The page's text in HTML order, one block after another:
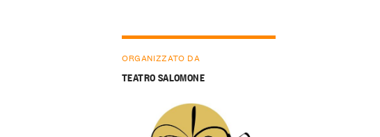
ORGANIZZATO DA
TEATRO SALOMONE